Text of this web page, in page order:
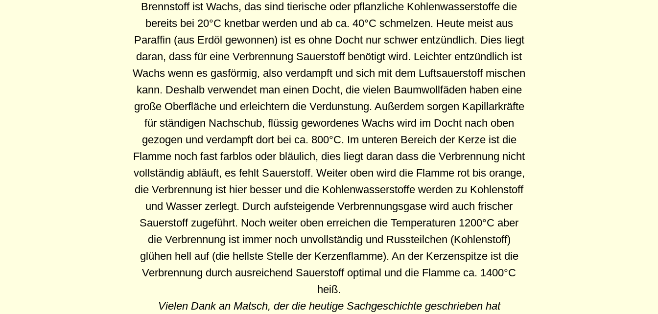
Brennstoff ist Wachs, das sind tierische oder pflanzliche Kohlenwasserstoffe die
bereits bei 20°C knetbar werden und ab ca. 40°C schmelzen. Heute meist aus
Paraffin (aus Erdöl gewonnen) ist es ohne Docht nur schwer entzündlich. Dies liegt
daran, dass für eine Verbrennung Sauerstoff benötigt wird. Leichter entzündlich ist
Wachs wenn es gasförmig, also verdampft und sich mit dem Luftsauerstoff mischen
kann. Deshalb verwendet man einen Docht, die vielen Baumwollfäden haben eine
große Oberfläche und erleichtern die Verdunstung. Außerdem sorgen Kapillarkräfte
für ständigen Nachschub, flüssig gewordenes Wachs wird im Docht nach oben
gezogen und verdampft dort bei ca. 800°C. Im unteren Bereich der Kerze ist die
Flamme noch fast farblos oder bläulich, dies liegt daran dass die Verbrennung nicht
vollständig abläuft, es fehlt Sauerstoff. Weiter oben wird die Flamme rot bis orange,
die Verbrennung ist hier besser und die Kohlenwasserstoffe werden zu Kohlenstoff
und Wasser zerlegt. Durch aufsteigende Verbrennungsgase wird auch frischer
Sauerstoff zugeführt. Noch weiter oben erreichen die Temperaturen 1200°C aber
die Verbrennung ist immer noch unvollständig und Russteilchen (Kohlenstoff)
glühen hell auf (die hellste Stelle der Kerzenflamme). An der Kerzenspitze ist die
Verbrennung durch ausreichend Sauerstoff optimal und die Flamme ca. 1400°C
heiß.
Vielen Dank an Matsch, der die heutige Sachgeschichte geschrieben hat